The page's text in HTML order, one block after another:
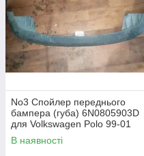
No3 Спойлер переднього
бампера (губа) 6N0805903D
для Volkswagen Polo 99-01
В наявності